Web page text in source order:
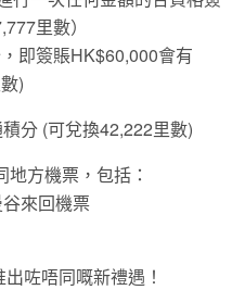
里數）
即簽賬HK$60,000會有
)
分 (可兌換42,222里數)
方機票，包括：
來回機票
咗唔同嘅新禮遇！